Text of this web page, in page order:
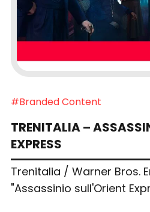
#Branded Content
TRENITALIA –
EXPRESS
Trenitalia / Warner Bros.
"Assassinio sull'Orient